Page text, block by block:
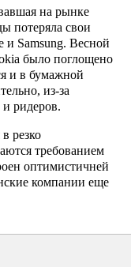
на рынке
потеряла свои
Samsung. Весной
было поглощено
и в бумажной
из-за
ридеров.
резко
требованием
оптимистичней
компании еще